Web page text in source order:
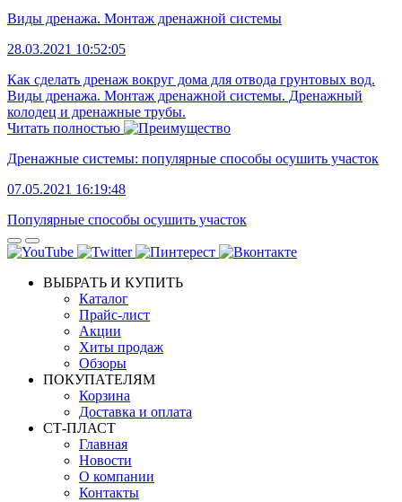
Виды дренажа. Монтаж дренажной системы
28.03.2021 10:52:05
Как сделать дренаж вокруг дома для отвода грунтовых вод.
Виды дренажа. Монтаж дренажной системы. Дренажный
колодец и дренажные трубы.
Читать полностью
Дренажные системы: популярные способы осушить участок
07.05.2021 16:19:48
Популярные способы осушить участок
ВЫБРАТЬ И КУПИТЬ
Каталог
Прайс-лист
Акции
Хиты продаж
Обзоры
ПОКУПАТЕЛЯМ
Корзина
Доставка и оплата
СТ-ПЛАСТ
Главная
Новости
О компании
Контакты